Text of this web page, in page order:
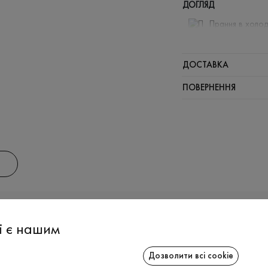
ДОГЛЯД
Прання в
Не можна
ДОСТАВКА
ПОВЕРНЕННЯ
є нашим
Дозволити всі cookie